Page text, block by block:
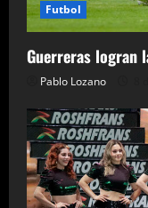
Futbol
Guerreras logran
Pablo Lozano